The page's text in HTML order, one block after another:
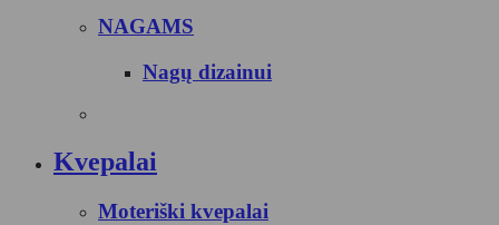
NAGAMS
Nagų dizainui
Kvepalai
Moteriški kvepalai